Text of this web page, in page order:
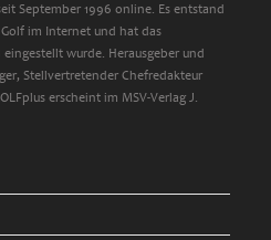
September 1996 online. Es entstand
im Internet und hat das
wurde. Herausgeber und
Stellvertretender Chefredakteur
erscheint im MSV-Verlag J.